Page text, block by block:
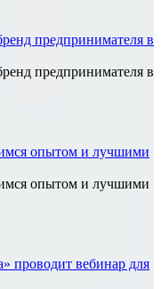
предпринимателя в
предпринимателя в
опытом и лучшими
опытом и лучшими
проводит вебинар для